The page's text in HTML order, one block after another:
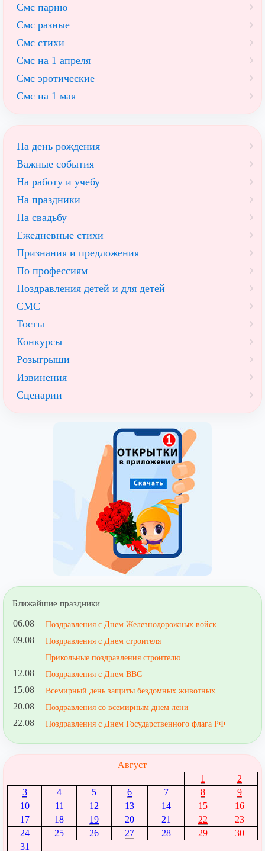
Смс парню
Смс разные
Смс стихи
Смс на 1 апреля
Смс эротические
Смс на 1 мая
На день рождения
Важные события
На работу и учебу
На праздники
На свадьбу
Ежедневные стихи
Признания и предложения
По профессиям
Поздравления детей и для детей
СМС
Тосты
Конкурсы
Розыгрыши
Извинения
Сценарии
Ближайшие праздники
06.08 Поздравления с Днем Железнодорожных войск
09.08
Поздравления с Днем строителя
Прикольные поздравления строителю
12.08 Поздравления с Днем ВВС
15.08 Всемирный день защиты бездомных животных
20.08 Поздравления со всемирным днем лени
22.08 Поздравления с Днем Государственного флага РФ
Август
1
2
3
4 5 6 7 8
9
10
11 12 13 14 15
16
17
18 19 20 21 22
23
24
25 26 27 28 29
30
31